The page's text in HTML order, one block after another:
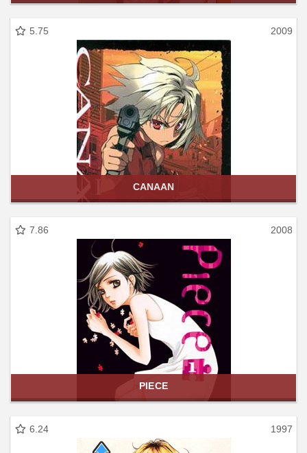
5.75 2009
CANAAN
7.86 2008
PIECE
6.24 1997